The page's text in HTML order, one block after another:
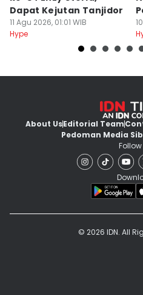
Dapat Kejutan Tanjidor
11 Agu 2026, 01:01 WIB
Hype
About UsEditorial Team
Pedoman Media
Follow
© 2026 IDN. All